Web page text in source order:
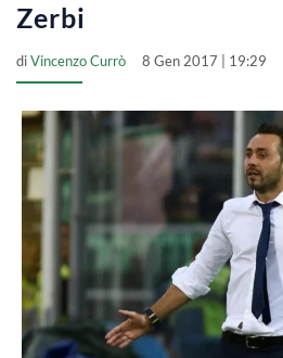
Zerbi
diVincenzo Currò 8 Gen 2017 | 19:29